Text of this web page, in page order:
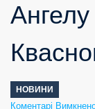
НОВИНИ
Коментарі